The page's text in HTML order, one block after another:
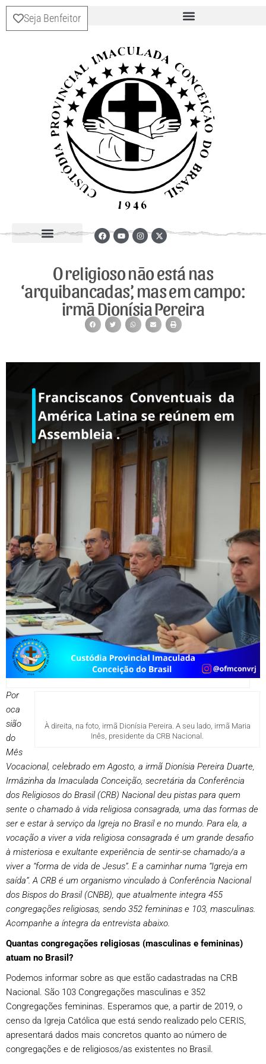
Seja Benfeitor
O religioso não está nas
‘arquibancadas’, mas em campo:
irmã Dionísia Pereira
À direita, na foto, irmã Dionísia Pereira. A seu lado, irmã Maria
Inês, presidente da CRB Nacional.
Por
oca
sião
do
Mês
Vocacional, celebrado em Agosto, a irmã Dionísia Pereira Duarte,
Irmâzinha da Imaculada Conceição, secretária da Conferência
dos Religiosos do Brasil (CRB) Nacional deu pistas para quem
sente o chamado à vida religiosa consagrada, uma das formas de
ser e estar à serviço da Igreja no Brasil e no mundo. Para ela, a
vocação a viver a vida religiosa consagrada é um grande desafio
à misteriosa e exultante experiência de sentir-se chamado/a a
viver a “forma de vida de Jesus”. E a caminhar numa “Igreja em
saída”. A CRB é um organismo vinculado à Conferência Nacional
dos Bispos do Brasil (CNBB), que atualmente integra 455
congregações religiosas, sendo 352 femininas e 103, masculinas.
Acompanhe a íntegra da entrevista abaixo.
Quantas congregações religiosas (masculinas e femininas)
atuam no Brasil?
Podemos informar sobre as que estão cadastradas na CRB
Nacional. São 103 Congregações masculinas e 352
Congregações femininas. Esperamos que, a partir de 2019, o
censo da Igreja Católica que está sendo realizado pelo CERIS,
apresentará dados mais concretos quanto ao número de
congregações e de religiosos/as existentes no Brasil.